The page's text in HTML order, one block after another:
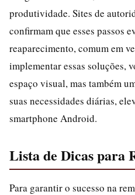
produtividade. Sites de
confirmam que esses passos
reaparecimento, comum em
implementar essas soluções,
espaço visual, mas também
suas necessidades diárias,
smartphone Android.
Lista de Dicas para
Para garantir o sucesso na